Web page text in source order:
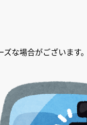
な場合がございます。